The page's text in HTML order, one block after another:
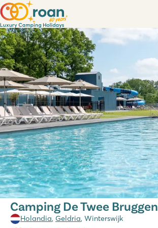
Camping De Twee Bruggen
Holandia, Geldria, Winterswijk